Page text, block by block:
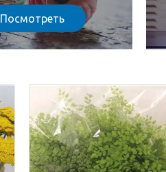
Посмотреть